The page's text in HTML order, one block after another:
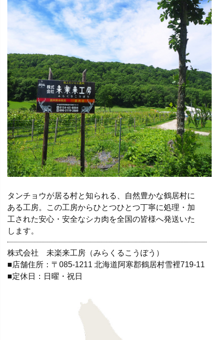
タンチョウが居る村と知られる、自然豊かな鶴居村に
ある工房。この工房からひとつひとつ丁寧に処理・加
工された安心・安全なシカ肉を全国の皆様へ発送いた
します。
株式会社 未楽来工房（みらくるこうぼう）
■店舗住所：〒085-1211 北海道阿寒郡鶴居村雪裡719-11
■定休日：日曜・祝日